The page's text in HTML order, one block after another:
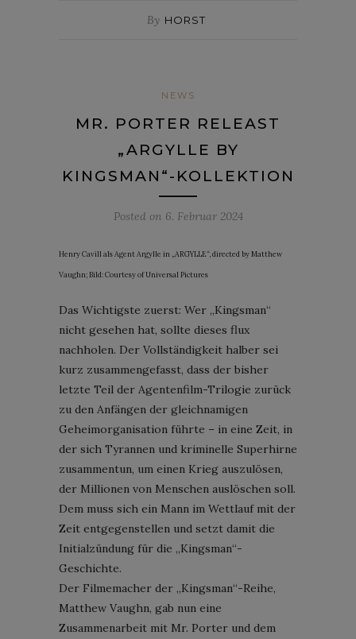
By HORST
NEWS
MR. PORTER RELEAST
„ARGYLLE BY
KINGSMAN“-KOLLEKTION
Posted on 6. Februar 2024
Henry Cavill als Agent Argylle in „ARGYLLE“, directed by Matthew
Vaughn; Bild: Courtesy of Universal Pictures
Das Wichtigste zuerst: Wer „Kingsman“
nicht gesehen hat, sollte dieses flux
nachholen. Der Vollständigkeit halber sei
kurz zusammengefasst, dass der bisher
letzte Teil der Agentenfilm-Trilogie zurück
zu den Anfängen der gleichnamigen
Geheimorganisation führte – in eine Zeit, in
der sich Tyrannen und kriminelle Superhirne
zusammentun, um einen Krieg auszulösen,
der Millionen von Menschen auslöschen soll.
Dem muss sich ein Mann im Wettlauf mit der
Zeit entgegenstellen und setzt damit die
Initialzündung für die „Kingsman“-
Geschichte.
Der Filmemacher der „Kingsman“-Reihe,
Matthew Vaughn, gab nun eine
Zusammenarbeit mit Mr. Porter und dem